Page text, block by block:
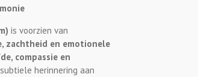
is voorzien van
zachtheid en emotionele
compassie en
herinnering aan